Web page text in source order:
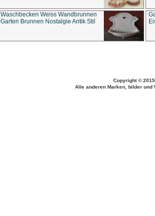
Waschbecken Weiss Wandbrunnen
Garten Brunnen Nostalgie Antik Stil
Copyright ©
Alle anderen Marken, bilder und